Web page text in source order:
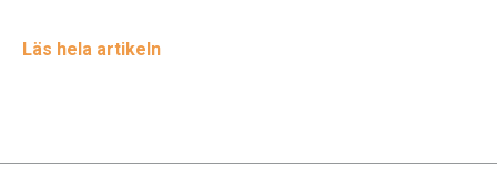
Läs hela artikeln